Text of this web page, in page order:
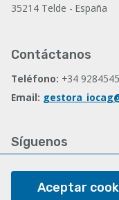
35214 Telde - España
Contáctanos
Teléfono: +34
Email:
Síguenos
Aceptar